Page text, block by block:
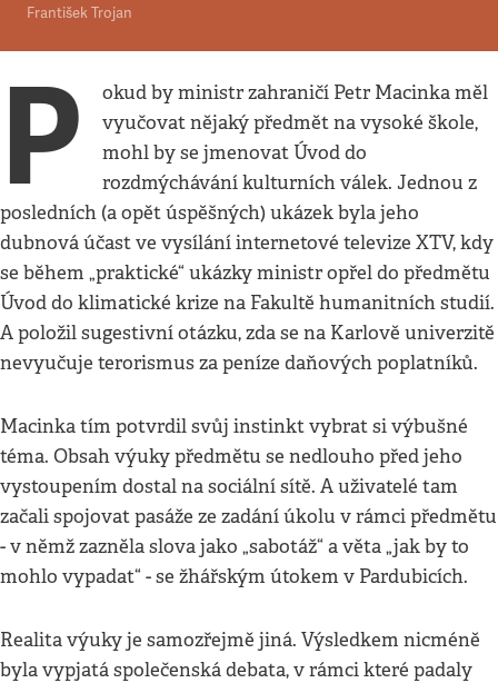
František Trojan
P
okud by ministr zahraničí Petr Macinka měl
vyučovat nějaký předmět na vysoké škole,
mohl by se jmenovat Úvod do
rozdmýchávání kulturních válek. Jednou z
posledních (a opět úspěšných) ukázek byla jeho
dubnová účast ve vysílání internetové televize XTV, kdy
se během „praktické“ ukázky ministr opřel do předmětu
Úvod do klimatické krize na Fakultě humanitních studií.
A položil sugestivní otázku, zda se na Karlově univerzitě
nevyučuje terorismus za peníze daňových poplatníků.
Macinka tím potvrdil svůj instinkt vybrat si výbušné
téma. Obsah výuky předmětu se nedlouho před jeho
vystoupením dostal na sociální sítě. A uživatelé tam
začali spojovat pasáže ze zadání úkolu v rámci předmětu
- v němž zazněla slova jako „sabotáž“ a věta „jak by to
mohlo vypadat“ - se žhářským útokem v Pardubicích.
Realita výuky je samozřejmě jiná. Výsledkem nicméně
byla vypjatá společenská debata, v rámci které padaly